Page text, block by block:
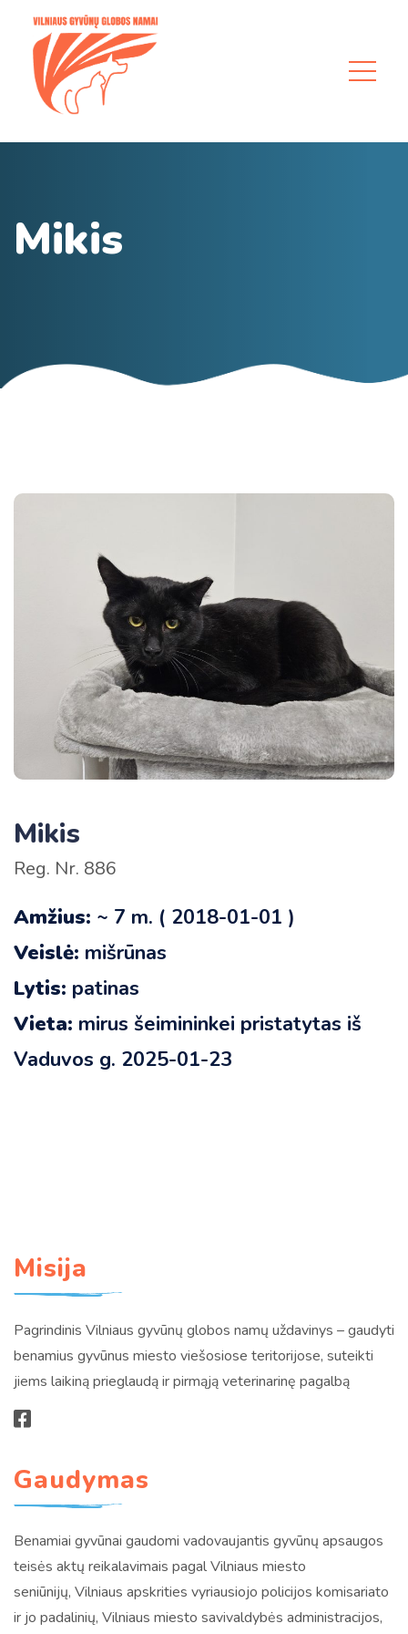
Mikis
Mikis
Reg. Nr. 886
Amžius: ~ 7 m. ( 2018-01-01 )
Veislė: mišrūnas
Lytis: patinas
Vieta: mirus šeimininkei pristatytas iš
Vaduvos g. 2025-01-23
Misija
Pagrindinis Vilniaus gyvūnų globos namų uždavinys – gaudyti
benamius gyvūnus miesto viešosiose teritorijose, suteikti
jiems laikiną prieglaudą ir pirmąją veterinarinę pagalbą
Gaudymas
Benamiai gyvūnai gaudomi vadovaujantis gyvūnų apsaugos
teisės aktų reikalavimais pagal Vilniaus miesto
seniūnijų, Vilniaus apskrities vyriausiojo policijos komisariato
ir jo padalinių, Vilniaus miesto savivaldybės administracijos,